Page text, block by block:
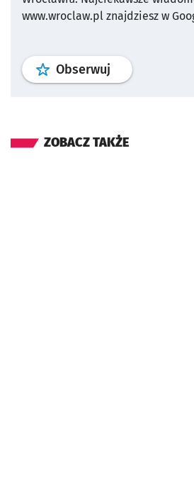
www.wroclaw.pl znajdziesz w
Obserwuj profil
ZOBACZ TAKŻE